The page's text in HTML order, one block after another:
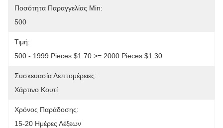
Ποσότητα Παραγγελίας Min:
500
Τιμή:
500 - 1999 Pieces $1.70 >= 2000 Pieces $1.30
Συσκευασία Λεπτομέρειες:
Χάρτινο Κουτί
Χρόνος Παράδοσης:
15-20 Ημέρες Λέξεων